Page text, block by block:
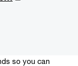
so you can